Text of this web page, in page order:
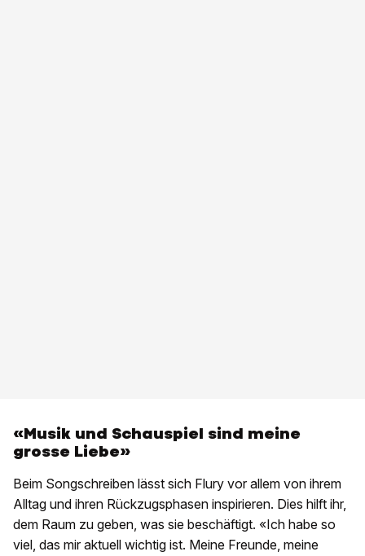
«Musik und Schauspiel sind meine
grosse Liebe»
Beim Songschreiben lässt sich Flury vor allem von ihrem
Alltag und ihren Rückzugsphasen inspirieren. Dies hilft ihr,
dem Raum zu geben, was sie beschäftigt. «Ich habe so
viel, das mir aktuell wichtig ist. Meine Freunde, meine